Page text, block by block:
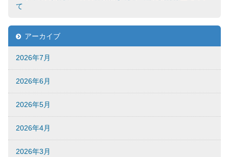
て
アーカイブ
2026年7月
2026年6月
2026年5月
2026年4月
2026年3月